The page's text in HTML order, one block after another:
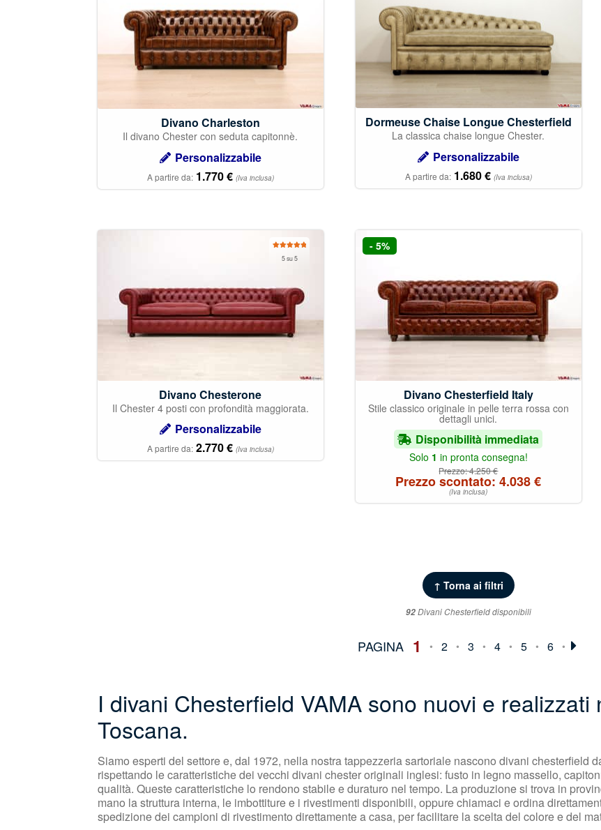
Divano Charleston
Il divano Chester con seduta capitonnè.
Personalizzabile
A partire da: 1.770€ (Iva inclusa)
Dormeuse Chaise Longue Chesterfield
La classica chaise longue Chester.
Personalizzabile
A partire da: 1.680€ (Iva inclusa)
5 su 5
Divano Chesterone
Il Chester 4 posti con profondità maggiorata.
Personalizzabile
A partire da: 2.770€ (Iva inclusa)
Divano Chesterfield Italy
Stile classico originale in pelle terra rossa con
dettagli unici.
- 5%
Disponibilità immediata
Solo 1 in pronta consegna!
Prezzo:4.250€
Prezzo scontato:4.038€
(Iva inclusa)
↑ Torna ai filtri
92Divani Chesterfield disponibili
1 2 3 4 5 6
I divani Chesterfield VAMA sono nuovi e
Toscana.
Siamo esperti del settore e, dal 1972, nella nostra tappezzeria sartoriale nascono divani chesterfield
rispettando le caratteristiche dei vecchi divani chester originali inglesi: fusto in legno massello,
qualità. Queste caratteristiche lo rendono stabile e duraturo nel tempo. La produzione si trova in
mano la struttura interna, le imbottiture e i rivestimenti disponibili, oppure chiamaci e ordina
spedizione dei campioni di rivestimento direttamente a casa, per facilitare la scelta del colore e del